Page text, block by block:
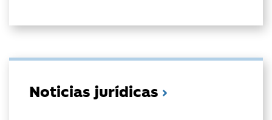
Noticias jurídicas